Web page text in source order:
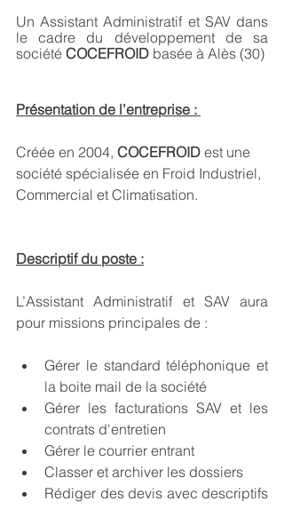
Un Assistant Administratif et SAV dans
le cadre du développement de sa
société COCEFROID basée à Alès (30)
Présentation de l’entreprise :
Créée en 2004, COCEFROID est une
société spécialisée en Froid Industriel,
Commercial et Climatisation.
Descriptif du poste :
L’Assistant Administratif et SAV aura
pour missions principales de :
Gérer le standard téléphonique et
la boite mail de la société
Gérer les facturations SAV et les
contrats d'entretien
Gérer le courrier entrant
Classer et archiver les dossiers
Rédiger des devis avec descriptifs